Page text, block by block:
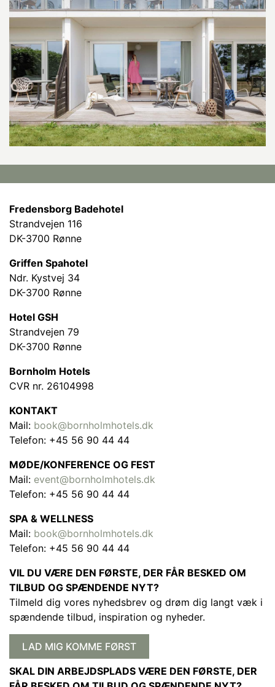
Fredensborg Badehotel
Strandvejen 116
DK-3700 Rønne
Griffen Spahotel
Ndr. Kystvej 34
DK-3700 Rønne
Hotel GSH
Strandvejen 79
DK-3700 Rønne
Bornholm Hotels
CVR nr. 26104998
KONTAKT
Mail: book@bornholmhotels.dk
Telefon: +45 56 90 44 44
MØDE/KONFERENCE OG FEST
Mail: event@bornholmhotels.dk
Telefon: +45 56 90 44 44
SPA & WELLNESS
Mail: book@bornholmhotels.dk
Telefon: +45 56 90 44 44
VIL DU VÆRE DEN FØRSTE, DER FÅR BESKED OM
TILBUD OG SPÆNDENDE NYT?
Tilmeld dig vores nyhedsbrev og drøm dig langt væk i
spændende tilbud, inspiration og nyheder.
LAD MIG KOMME FØRST
SKAL DIN ARBEJDSPLADS VÆRE DEN FØRSTE, DER